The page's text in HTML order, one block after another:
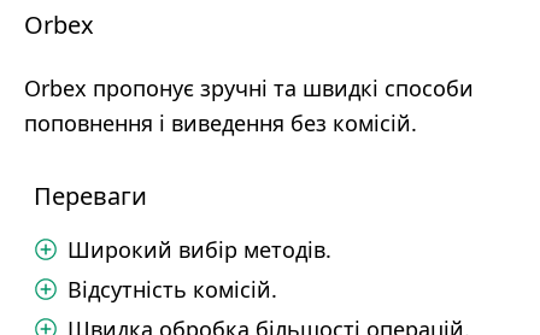
Orbex
Orbex пропонує зручні та швидкі способи
поповнення і виведення без комісій.
Переваги
Широкий вибір методів.
Відсутність комісій.
Швидка обробка більшості операцій.